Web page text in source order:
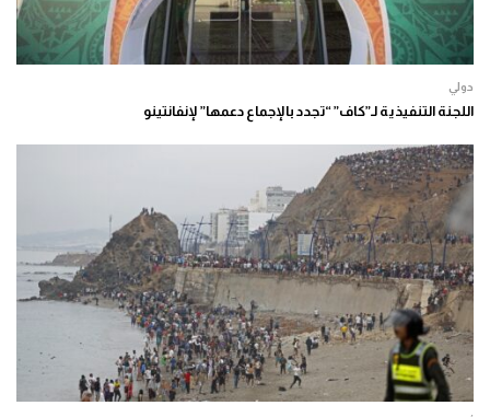
دولي
اللجنة التنفيذية لـ”كاف” “تجدد بالإجماع دعمها” لإنفانتينو